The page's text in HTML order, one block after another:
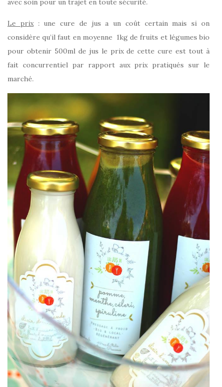
avec soin pour un trajet en toute sécurité.
Le prix: une cure de jus a un coût certain mais si on
considère qu’il faut en moyenne 1kg de fruits et légumes bio
pour obtenir 500ml de jus le prix de cette cure est tout à
fait concurrentiel par rapport aux prix pratiqués sur le
marché.